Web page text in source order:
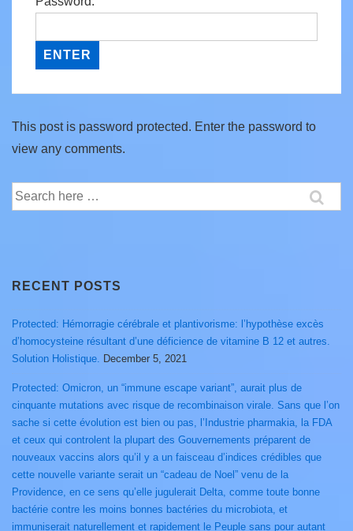
This post is password protected. Enter the password to
view any comments.
Search
for:
RECENT POSTS
Protected: Hémorragie cérébrale et plantivorisme: l’hypothèse excès
d’homocysteine résultant d’une déficience de vitamine B 12 et autres.
Solution Holistique. December 5, 2021
Protected: Omicron, un “immune escape variant”, aurait plus de
cinquante mutations avec risque de recombinaison virale. Sans que l’on
sache si cette évolution est bien ou pas, l’Industrie pharmakia, la FDA
et ceux qui controlent la plupart des Gouvernements préparent de
nouveaux vaccins alors qu’il y a un faisceau d’indices crédibles que
cette nouvelle variante serait un “cadeau de Noel” venu de la
Providence, en ce sens qu’elle jugulerait Delta, comme toute bonne
bactérie contre les moins bonnes bactéries du microbiota, et
immuniserait naturellement et rapidement le Peuple sans pour autant